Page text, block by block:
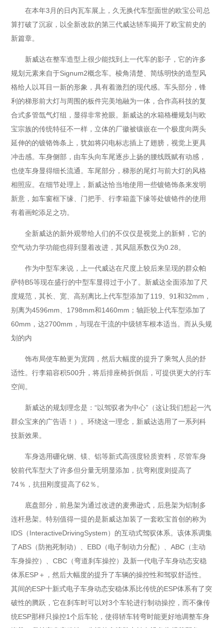
在本年3月的日内瓦车展上，久无换代车型面世的欧宝公司总
算打破了沉寂，以全新改款的第三代威达轿车揭开了欧宝前史的
新篇章。
新威达在整车造型上很少能找到上一代车的影子，它的许多
规划元素来自于Signum2概念车。棱角清楚、简练明快的造型风
格给人以耳目一新的形象，具有着激烈的现代感。车头部分，锋
利的梯形前大灯与周围的板件完美地融为一体，合作高科技的复
合式多管氙气灯组，显得非常抢眼。新威达的水箱格栅规划与欧
宝宗族的传统特征不一样，立体的厂徽被镶嵌在一个极度向两头
延伸的的镀铬饰条上，犹如将闪电标志插上了翅膀，视觉上更具
冲击感。车身侧部，由车头向车尾逐步上扬的腰线既赋有动感，
也使车身显得细长流通。车尾部分，梯形的尾灯与前大灯的风格
相照应。在细节处理上，新威达恰当地使用一些镀铬饰条来发明
新意，如车窗框下缘、门把手、行李箱盖下缘等处镀铬件的使用
有着画蛇添足之功。
全新威达的新外观带给人们的不仅仅是视觉上的新鲜，它的
空气动力学功能也得到显着改进，其风阻系数仅为0.28。
作为中型车来说，上一代威达在尺度上较后来呈现的群众帕
萨特B5等现在盛行的中型车显得过于小了。新威达全面添加了尺
度规范，其长、宽、高别离比上代车型添加了119、91和32mm，
别离为4596mm、1798mm和1460mm；轴距较上代车型添加了
60mm，达2700mm，与现在干流的中级轿车根本适当。而从头规
划的内
饰布局使车舱更为宽阔，然后大幅度的提升了乘驾人员的舒
适性。行李箱容积500升，将后排座椅折倒后，可提供更大的行车
空间。
新威达的规划理念是：“以驾驭者为中心”（这让我们想起一汽
群众宝来的广告语！）。环绕这一理念，新威达选用了一系列科
技新效果。
车身选用硼化钢、镁、铝等新式高强度轻质资料，尽管车身
较前代车型大了许多但分量无明显添加，抗弯刚度则提高了
74％，抗扭刚度提高了62％。
底盘部分，前悬架为通过改进的麦弗逊式，后悬架为铝制多
连杆悬架。特别值得一提的是新威达加装了一套欧宝首创的称为
IDS（InteractiveDrivingSystem）的互动式驾驭体系。该体系调集
了ABS（防抱死制动）、EBD（电子制动力分配）、ABC（主动
车身操控）、CBC（弯道刹车操控）及新一代电子车身动态安稳
体系ESP＋，然后大幅度的提升了车辆的操控性和驾驭舒适性。
其间的ESP十新式电子车身动态安稳体系比传统的ESP体系有了突
破性的腾跃，它在刹车时可以对3个车轮进行制动操控，而不像传
统ESP那样只操控1个后车轮，使得轿车转弯时能更好地调整车身